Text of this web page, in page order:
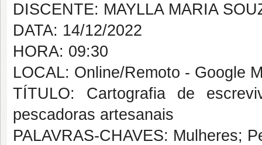
DISCENTE: MAYLLA MARIA
DATA: 14/12/2022
HORA: 09:30
LOCAL: Online/Remoto - Google
TÍTULO: Cartografia de
pescadoras artesanais
PALAVRAS-CHAVES: Mulheres;